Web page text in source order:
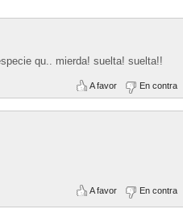
qu.. mierda! suelta! suelta!!
A favor En contra
A favor En contra